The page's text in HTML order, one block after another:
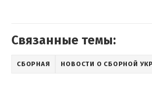
Связанные темы:
СБОРНАЯ НОВОСТИ О СБОРНОЙ